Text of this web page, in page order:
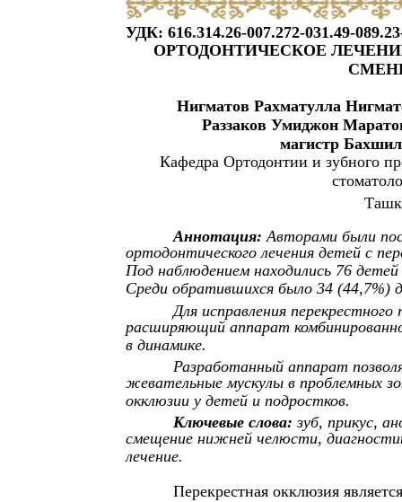
УДК: 616.314.26-007.272-031.49-
ОРТОДОНТИЧЕСКОЕ
Нигматов Рахматулла
Раззаков Умиджон
магистр
Кафедра Ортодонтии и зубного
Аннотация: Авторами были
ортодонтического лечения детей с
Под наблюдением находились 76
Среди обратившихся было 34 (44,7%)
Для исправления
расширяющий аппарат
в динамике.
Разработанный аппарат
жевательные мускулы в проблемных
окклюзии у детей и подростков.
Ключевые слова: зуб, прикус,
смещение нижней челюсти,
лечение.
Перекрестная окклюзия